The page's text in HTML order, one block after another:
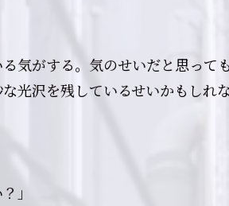
気がする。気のせいだと思って
光沢を残しているせいかもしれな
」